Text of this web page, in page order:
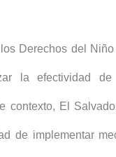
Derechos del
la efectividad
contexto, El
de implementar